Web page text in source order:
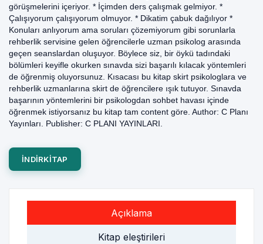
görüşmelerini içeriyor. * İçimden ders çalışmak gelmiyor. *
Çalışıyorum çalışıyorum olmuyor. * Dikatim çabuk dağılıyor *
Konuları anlıyorum ama soruları çözemiyorum gibi sorunlarla
rehberlik servisine gelen öğrencilerle uzman psikolog arasında
geçen seanslardan oluşuyor. Böylece siz, bir öykü tadındaki
bölümleri keyifle okurken sınavda sizi başarılı kılacak yöntemleri
de öğrenmiş oluyorsunuz. Kısacası bu kitap skirt psikologlara ve
rehberlik uzmanlarına skirt de öğrencilere ışık tutuyor. Sınavda
başarının yöntemlerini bir psikologdan sohbet havası içinde
öğrenmek istiyorsanız bu kitap tam content göre. Author: C Planı
Yayınları. Publisher: C PLANI YAYINLARI.
INDIRKITAP
Açıklama
Kitap eleştirileri